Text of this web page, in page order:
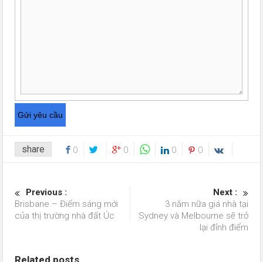
share 0 0 0 0
Previous :
Brisbane – Điểm sáng mới
của thị trường nhà đất Úc
Next :
3 năm nữa giá nhà tại
Sydney và Melbourne sẽ trở
lại đỉnh điểm